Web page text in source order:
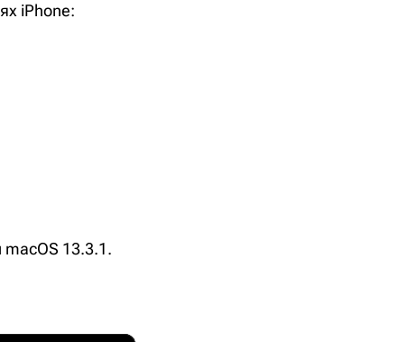
iPhone:
13.3.1.